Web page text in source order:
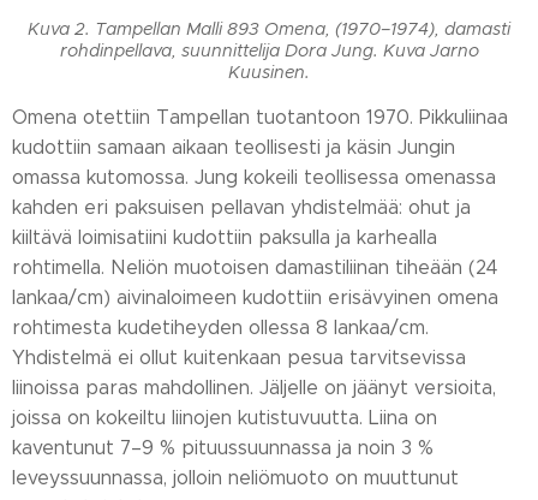
Kuva 2. Tampellan Malli 893 Omena, (1970–1974), damasti
rohdinpellava, suunnittelija Dora Jung. Kuva Jarno
Kuusinen.
Omena otettiin Tampellan tuotantoon 1970. Pikkuliinaa
kudottiin samaan aikaan teollisesti ja käsin Jungin
omassa kutomossa. Jung kokeili teollisessa omenassa
kahden eri paksuisen pellavan yhdistelmää: ohut ja
kiiltävä loimisatiini kudottiin paksulla ja karhealla
rohtimella. Neliön muotoisen damastiliinan tiheään (24
lankaa/cm) aivinaloimeen kudottiin erisävyinen omena
rohtimesta kudetiheyden ollessa 8 lankaa/cm.
Yhdistelmä ei ollut kuitenkaan pesua tarvitsevissa
liinoissa paras mahdollinen. Jäljelle on jäänyt versioita,
joissa on kokeiltu liinojen kutistuvuutta. Liina on
kaventunut 7–9 % pituussuunnassa ja noin 3 %
leveyssuunnassa, jolloin neliömuoto on muuttunut